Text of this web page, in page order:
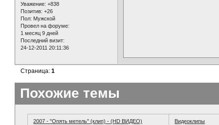
Уважение: +838
Позитив: +26
Пол: Мужской
Провел на форуме:
1 месяц 9 дней
Последний визит:
24-12-2011 20:11:36
Страница:1
Похожие темы
2007 - "Опять метель" (клип) - (HD ВИДЕО) Видеоклипы